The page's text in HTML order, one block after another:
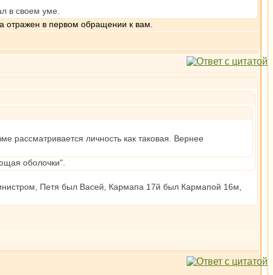
в своем уме.
отражен в первом обращении к вам.
рассматривается личность как таковая. Вернее
оболочки".
Петя был Васей, Кармапа 17й был Кармапой 16м,